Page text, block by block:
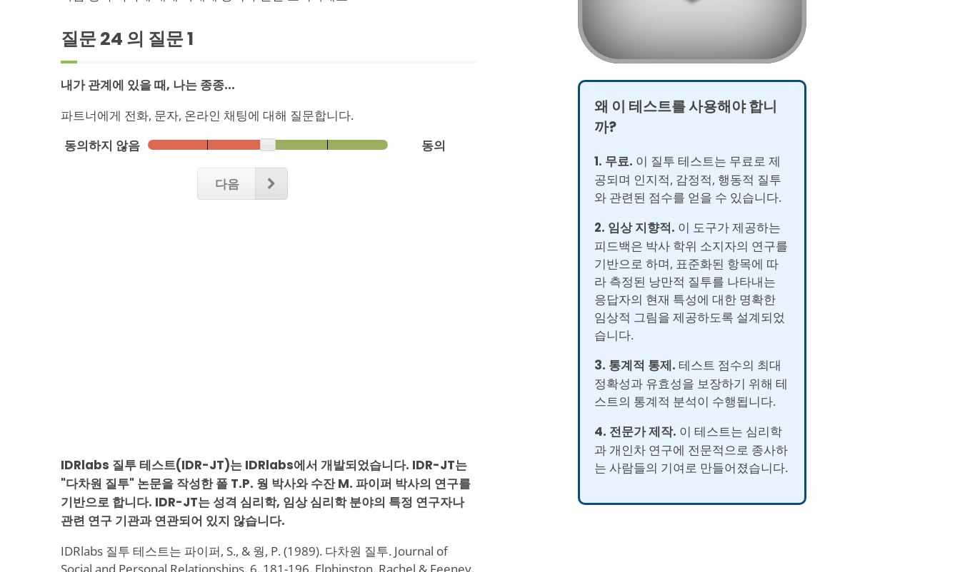
질문 24 의 질문1
내가 관계에 있을 때, 나는 종종...
파트너에게 전화, 문자, 온라인 채팅에 대해 질문합니다.
동의하지 않음
동의
다음
IDRlabs 질투 테스트(IDR-JT)는 IDRlabs에서 개발되었습니다. IDR-JT는
"다차원 질투" 논문을 작성한 폴 T.P. 웡 박사와 수잔 M. 파이퍼 박사의 연구를
기반으로 합니다. IDR-JT는 성격 심리학, 임상 심리학 분야의 특정 연구자나
관련 연구 기관과 연관되어 있지 않습니다.
IDRlabs 질투 테스트는 파이퍼, S., & 웡, P. (1989). 다차원 질투. Journal of
왜 이 테스트를 사용해야 합니
까?
1. 무료. 이 질투 테스트는 무료로 제
공되며 인지적, 감정적, 행동적 질투
와 관련된 점수를 얻을 수 있습니다.
2. 임상 지향적. 이 도구가 제공하는
피드백은 박사 학위 소지자의 연구를
기반으로 하며, 표준화된 항목에 따
라 측정된 낭만적 질투를 나타내는
응답자의 현재 특성에 대한 명확한
임상적 그림을 제공하도록 설계되었
습니다.
3. 통계적 통제. 테스트 점수의 최대
정확성과 유효성을 보장하기 위해 테
스트의 통계적 분석이 수행됩니다.
4. 전문가 제작. 이 테스트는 심리학
과 개인차 연구에 전문적으로 종사하
는 사람들의 기여로 만들어졌습니다.